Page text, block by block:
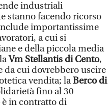
industriali
stanno facendo ricorso
importantissime
a cui si
e della piccola media
Vm Stellantis di Cento,
da cui dovrebbero uscire
vendita; laBerco di
fino al 30
è in contratto di